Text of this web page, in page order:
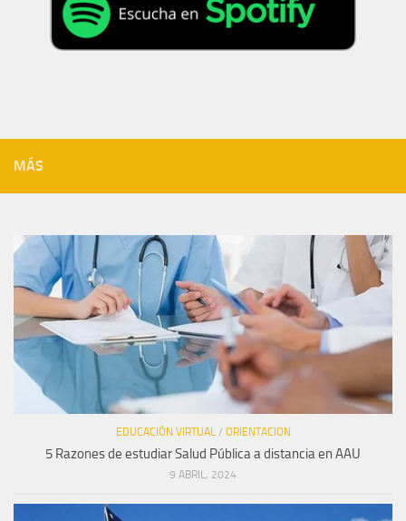
MÁS
EDUCACIÓN VIRTUAL/ ORIENTACION
5 Razones de estudiar Salud Pública a distancia en AAU
9 ABRIL, 2024